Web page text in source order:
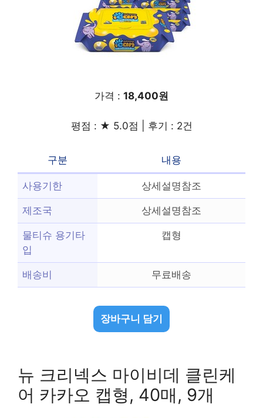
가격 : 18,400원
평점 : ★ 5.0점 | 후기 : 2건
구분 내용
사용기한 상세설명참조
제조국 상세설명참조
물티슈 용기타
입
캡형
배송비 무료배송
장바구니 담기
뉴 크리넥스 마이비데 클린케
어 카카오 캡형, 40매, 9개